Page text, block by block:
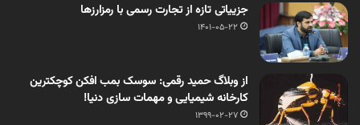
جزییاتی تازه از تجارت رسمی با رمزارزها
1401-05-22
از وبلاگ حمید رقمی: سوسک بمب افکن کوچکترین
کارخانه شیمیایی و مهمات سازی دنیا!
1399-02-27